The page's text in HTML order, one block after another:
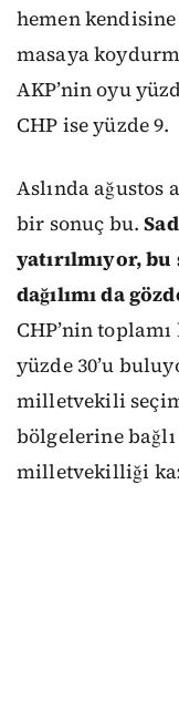
hemen
masaya
AKP’nin oyu
CHP ise yüzde 9.
Aslında ağustos
bir sonuç bu.
yatırılmıyor,
dağılımı da
CHP’nin
yüzde 30’u
milletvekili
bölgelerine
milletvekilliği